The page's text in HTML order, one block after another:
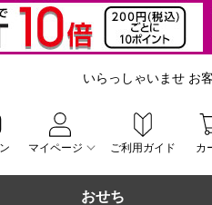
マイページ ご利用ガイド カ
いらっしゃいませ お
おせち